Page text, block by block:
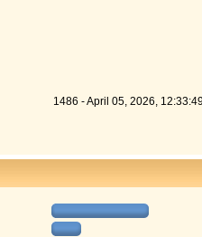
1486 - April 05, 2026,